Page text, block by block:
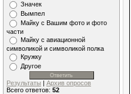
Значек
Вымпел
Майку с Вашим фото и фото
части
Майку с авиационной
символикой и символикой полка
Кружку
Другое
Результаты | Архив опросов
Всего ответов: 52